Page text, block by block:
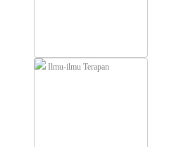
Ilmu-ilmu Terapan